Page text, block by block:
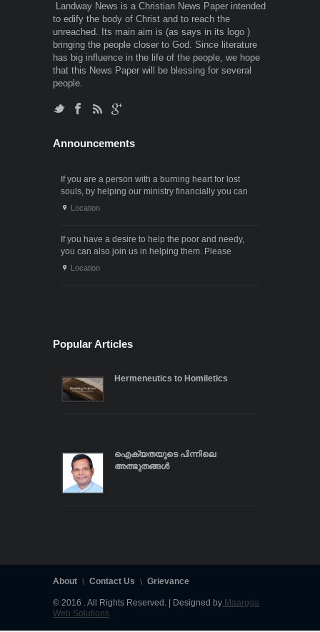
Landway News is a Christian News Paper intended
to edify the body of Christ and to reach the
unreached. Its main aim is (as says in its logo )
bringing the people closer to God. Since literature
has big influence in the life of the people, we hope
that this News Paper will be blessing for several
people.
Announcements
If you are a person with a burning heart for lost
souls, by helping our ministry financially you can
also participate in the ministry of winning souls for
Location
If you have a desire to help the poor and needy,
you can also join us in helping them. Please
contact us through the following phone numbers.x .
Location
Popular Articles
Hermeneutics to Homiletics
ഐക്യതയുടെ പിന്നിലെ
അത്ഭുതങ്ങൾ
About Contact Us Grievance
© 2016 . All Rights Reserved. | Designed by Maargga
Web Solutions